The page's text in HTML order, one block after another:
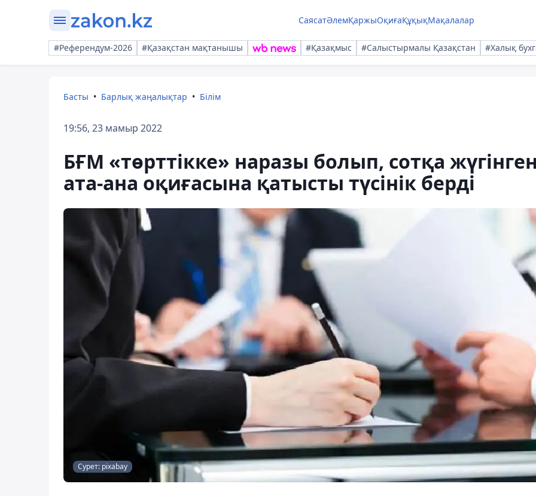
СаясатӘлемҚаржыОқиғаҚұқықМақалалар
#Референдум-2026 #Қазақстан мақтанышы #Қазақмыс #Салыстырмалы Қазақстан #Халық
Басты Барлық жаңалықтар Білім
19:56, 23 мамыр 2022
БҒМ «төрттікке» наразы болып, сотқа
ата-ана оқиғасына қатысты түсінік берді
Сурет: pixabay